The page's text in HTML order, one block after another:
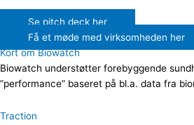
Se pitch deck her
Få et møde med virksomheden her
Kort om Biowatch
Biowatch understøtter forebyggende
”performance” baseret på bl.a. data fra
Traction